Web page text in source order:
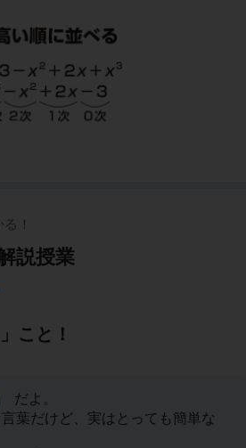
！
説授業
こと！
だよ。
葉だけど、実はとっても簡単な